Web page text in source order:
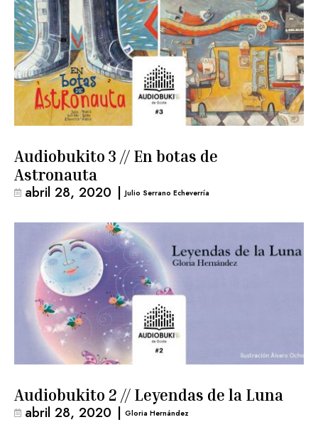
Audiobukito 3 // En botas de
Astronauta
abril 28, 2020 | Julio Serrano Echeverría
Audiobukito 2 // Leyendas de la Luna
abril 28, 2020 | Gloria Hernández